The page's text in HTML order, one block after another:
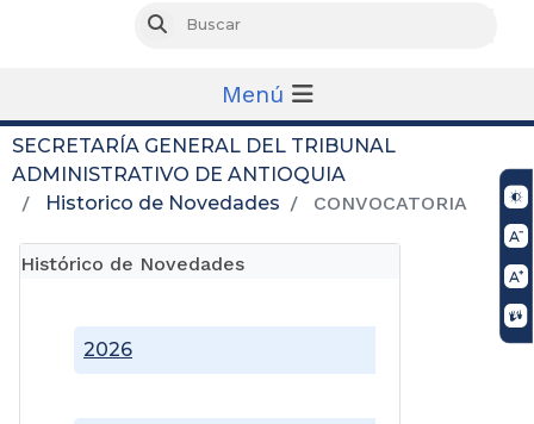
Buscar
Menú
SECRETARÍA GENERAL DEL TRIBUNAL
ADMINISTRATIVO DE ANTIOQUIA
Historico de Novedades
CONVOCATORIA
Histórico de Novedades
2026